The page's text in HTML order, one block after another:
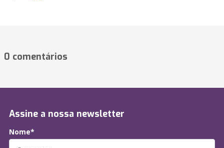
0 comentários
Assine a nossa newsletter
Nome*